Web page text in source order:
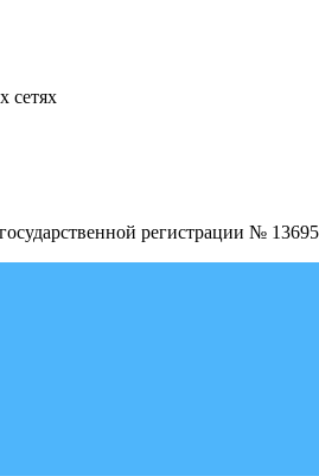
сетях
государственной регистрации №